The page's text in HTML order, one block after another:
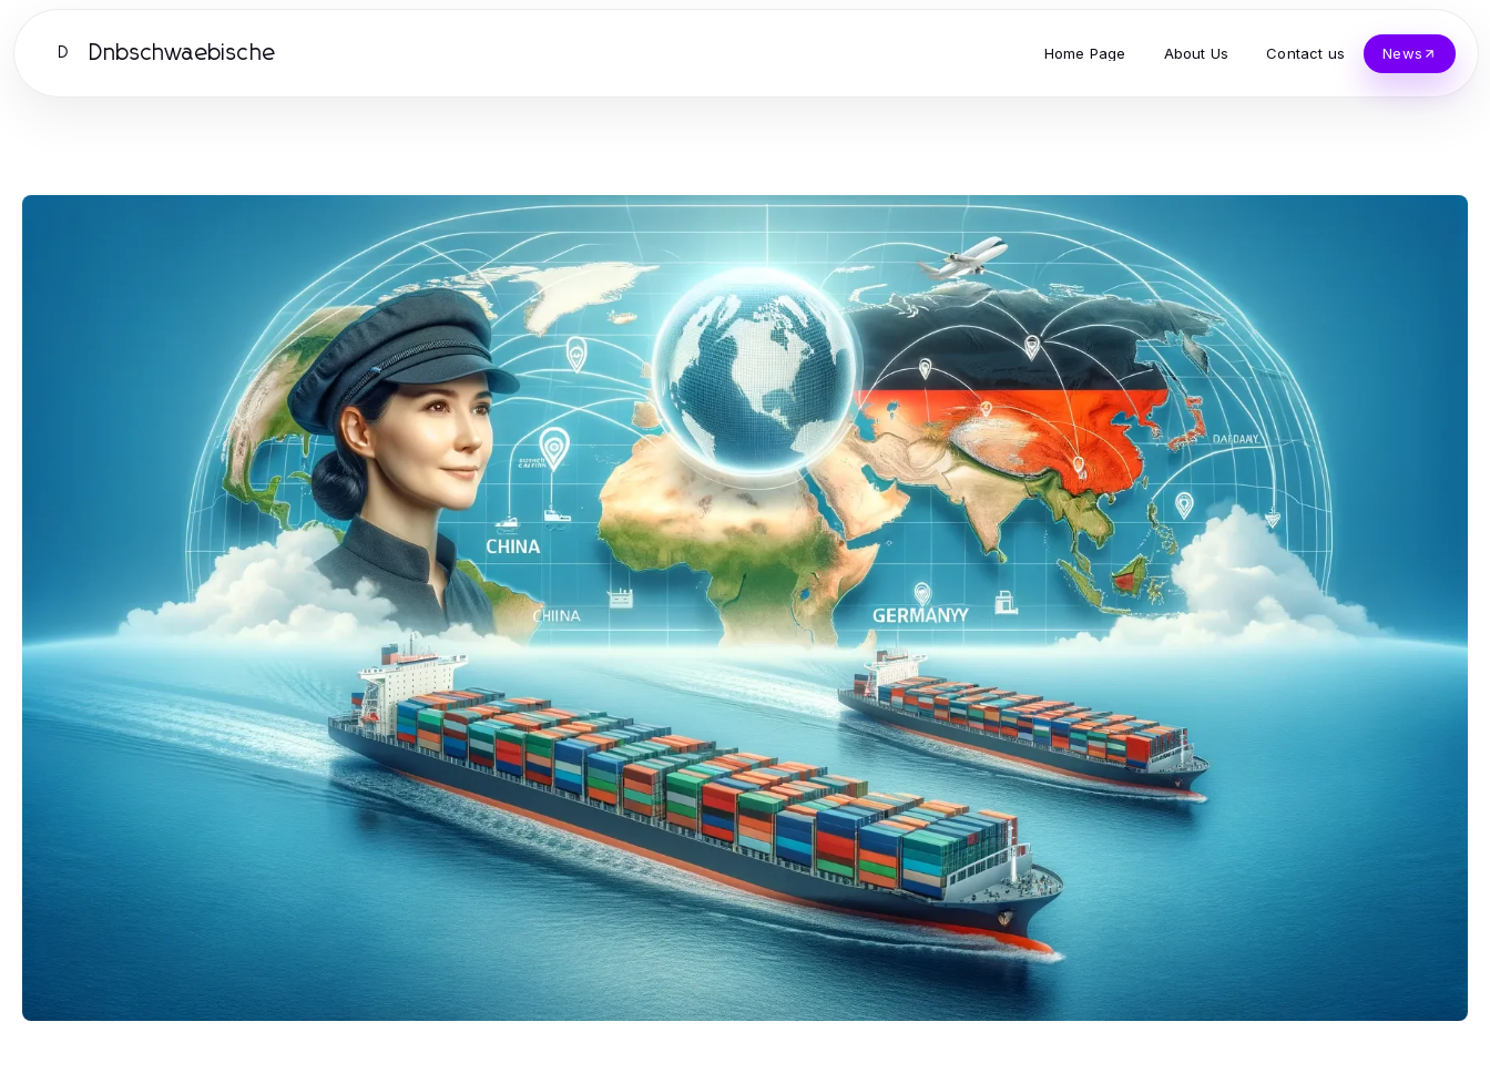
D Dnbschwaebische Home Page About Us Contact us News